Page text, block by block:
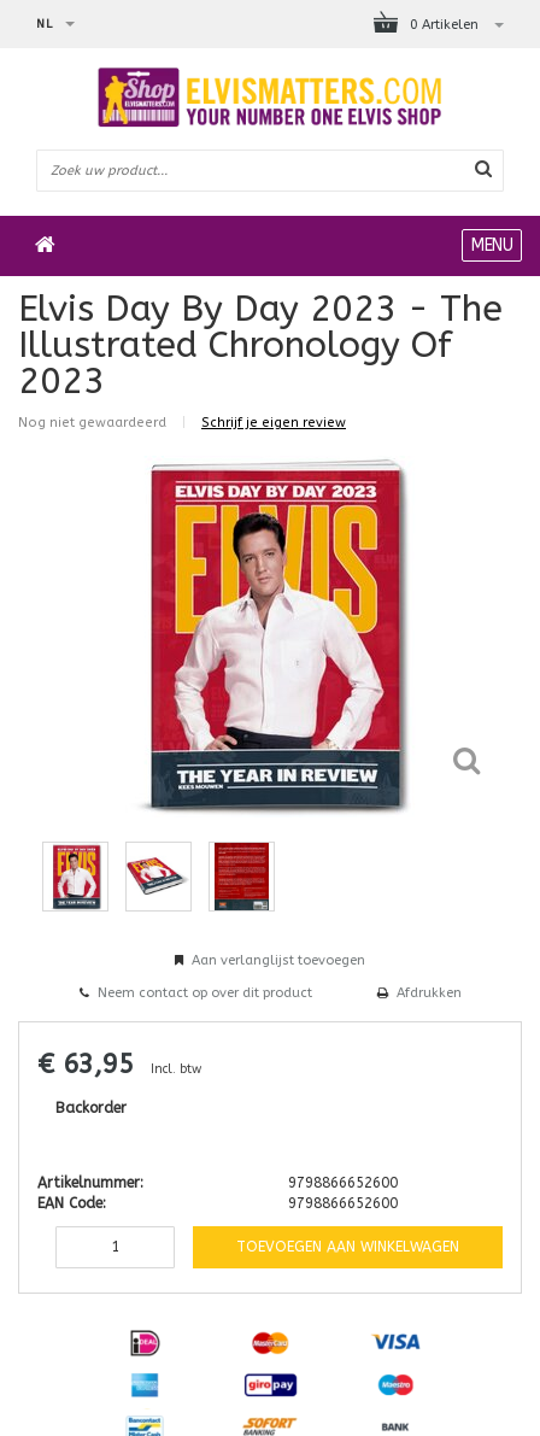
0 Artikelen
NL
MENU
Elvis Day By Day 2023 - The
Illustrated Chronology Of
2023
Nog niet gewaardeerd Schrijf je eigen review
Aan verlanglijst toevoegen
Neem contact op over dit product Afdrukken
€ 63,95 Incl. btw
Backorder
Artikelnummer:
9798866652600
EAN Code:
9798866652600
TOEVOEGEN AAN WINKELWAGEN